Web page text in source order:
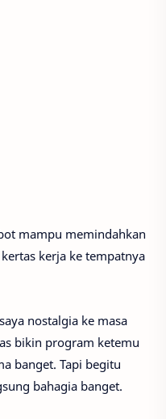
mampu memindahkan
kerja ke tempatnya
nostalgia ke masa
bikin program ketemu
banget. Tapi begitu
bahagia banget.